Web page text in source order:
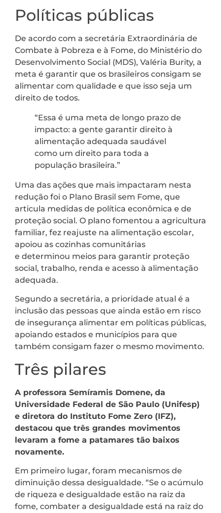
Políticas públicas
De acordo com a secretária Extraordinária de
Combate à Pobreza e à Fome, do Ministério do
Desenvolvimento Social (MDS), Valéria Burity, a
meta é garantir que os brasileiros consigam se
alimentar com qualidade e que isso seja um
direito de todos.
“Essa é uma meta de longo prazo de
impacto: a gente garantir direito à
alimentação adequada saudável
como um direito para toda a
população brasileira.”
Uma das ações que mais impactaram nesta
redução foi o Plano Brasil sem Fome, que
articula medidas de política econômica e de
proteção social. O plano fomentou a agricultura
familiar, fez reajuste na alimentação escolar,
apoiou as cozinhas comunitárias
e determinou meios para garantir proteção
social, trabalho, renda e acesso à alimentação
adequada.
Segundo a secretária, a prioridade atual é a
inclusão das pessoas que ainda estão em risco
de insegurança alimentar em políticas públicas,
apoiando estados e municípios para que
também consigam fazer o mesmo movimento.
Três pilares
A professora Semíramis Domene, da
Universidade Federal de São Paulo (Unifesp)
e diretora do Instituto Fome Zero (IFZ),
destacou que três grandes movimentos
levaram a fome a patamares tão baixos
novamente.
Em primeiro lugar, foram mecanismos de
diminuição dessa desigualdade. “Se o acúmulo
de riqueza e desigualdade estão na raiz da
fome, combater a desigualdade está na raiz do